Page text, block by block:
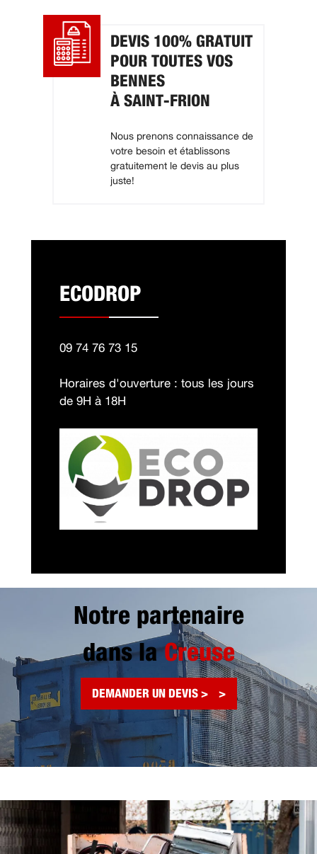
DEVIS 100% GRATUIT
POUR TOUTES VOS
BENNES
À SAINT-FRION
Nous prenons connaissance de
votre besoin et établissons
gratuitement le devis au plus
juste!
ECODROP
09 74 76 73 15
Horaires d'ouverture : tous les jours
de 9H à 18H
Notre partenaire
dans laCreuse
DEMANDER UN DEVIS >